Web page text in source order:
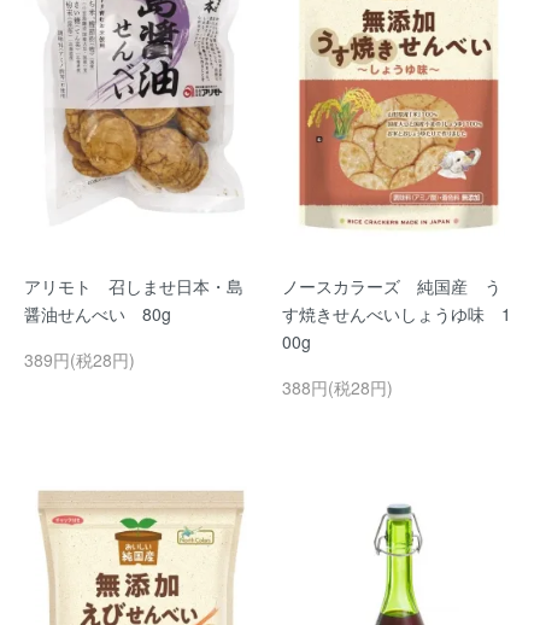
アリモト 召しませ日本・島
醤油せんべい 80g
389円(税28円)
ノースカラーズ 純国産 う
す焼きせんべいしょうゆ味 1
00g
388円(税28円)